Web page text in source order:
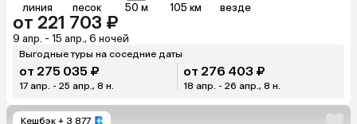
линия песок 50 м 105 км везде
от 221 703 ₽
9 апр. - 15 апр., 6 ночей
Выгодные туры на соседние даты
от 275 035 ₽
17 апр. - 25 апр., 8 н.
от 276 403 ₽
18 апр. - 26 апр., 8 н.
Кешбэк + 3 877